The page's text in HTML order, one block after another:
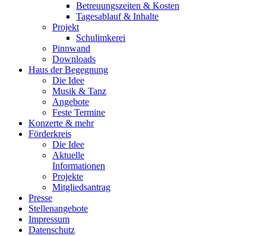
Betreuungszeiten & Kosten
Tagesablauf & Inhalte
Projekt
Schulimkerei
Pinnwand
Downloads
Haus der Begegnung
Die Idee
Musik & Tanz
Angebote
Feste Termine
Konzerte & mehr
Förderkreis
Die Idee
Aktuelle
Informationen
Projekte
Mitgliedsantrag
Presse
Stellenangebote
Impressum
Datenschutz